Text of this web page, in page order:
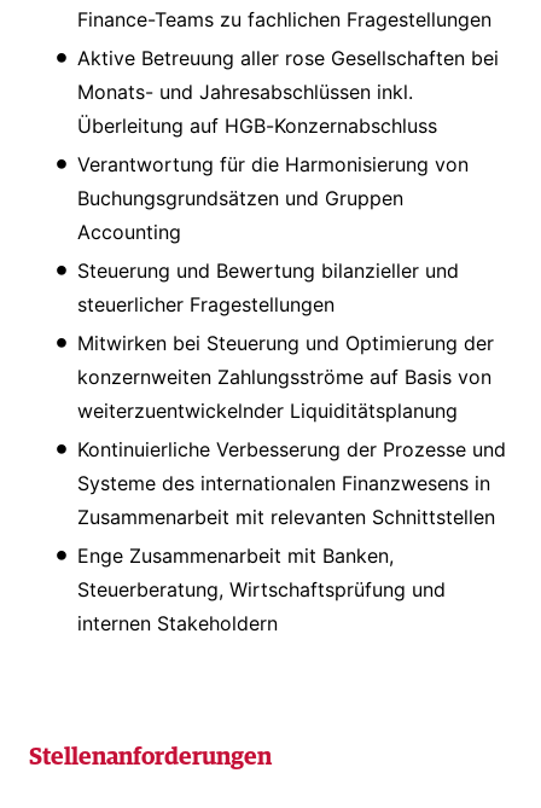
Finance-Teams zu fachlichen Fragestellungen
Aktive Betreuung aller rose Gesellschaften bei
Monats- und Jahresabschlüssen inkl.
Überleitung auf HGB-Konzernabschluss
Verantwortung für die Harmonisierung von
Buchungsgrundsätzen und Gruppen
Accounting
Steuerung und Bewertung bilanzieller und
steuerlicher Fragestellungen
Mitwirken bei Steuerung und Optimierung der
konzernweiten Zahlungsströme auf Basis von
weiterzuentwickelnder Liquiditätsplanung
Kontinuierliche Verbesserung der Prozesse und
Systeme des internationalen Finanzwesens in
Zusammenarbeit mit relevanten Schnittstellen
Enge Zusammenarbeit mit Banken,
Steuerberatung, Wirtschaftsprüfung und
internen Stakeholdern
Stellenanforderungen